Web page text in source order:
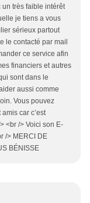
très faible intérêt
je tiens a vous
sérieux partout
le contacté par mail
ce service afin
financiers et autres
sont dans le
aussi comme
Vous pouvez
car c’est
<br /> Voici son E-
/> MERCI DE
BÉNISSE